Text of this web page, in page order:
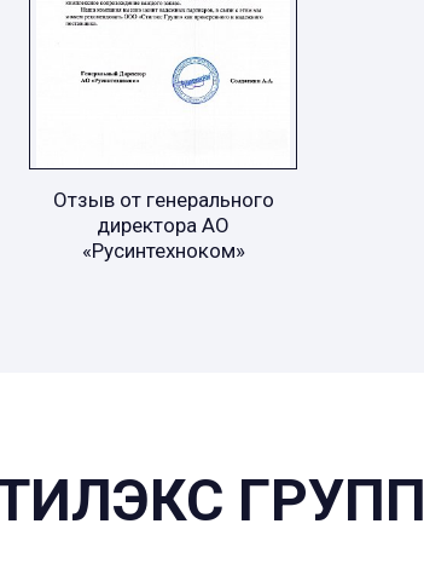
Отзыв от генерального
директора АО
«Русинтехноком»
ГРУПП